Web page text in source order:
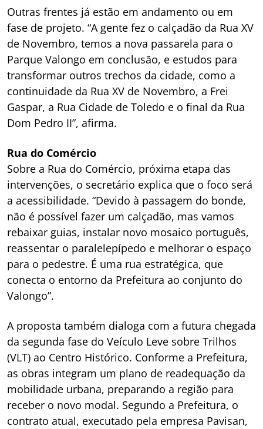
Outras frentes já estão em andamento ou em
fase de projeto. “A gente fez o calçadão da Rua XV
de Novembro, temos a nova passarela para o
Parque Valongo em conclusão, e estudos para
transformar outros trechos da cidade, como a
continuidade da Rua XV de Novembro, a Frei
Gaspar, a Rua Cidade de Toledo e o final da Rua
Dom Pedro II”, afirma.
Rua do Comércio
Sobre a Rua do Comércio, próxima etapa das
intervenções, o secretário explica que o foco será
a acessibilidade. “Devido à passagem do bonde,
não é possível fazer um calçadão, mas vamos
rebaixar guias, instalar novo mosaico português,
reassentar o paralelepípedo e melhorar o espaço
para o pedestre. É uma rua estratégica, que
conecta o entorno da Prefeitura ao conjunto do
Valongo”.
A proposta também dialoga com a futura chegada
da segunda fase do Veículo Leve sobre Trilhos
(VLT) ao Centro Histórico. Conforme a Prefeitura,
as obras integram um plano de readequação da
mobilidade urbana, preparando a região para
receber o novo modal. Segundo a Prefeitura, o
contrato atual, executado pela empresa Pavisan,